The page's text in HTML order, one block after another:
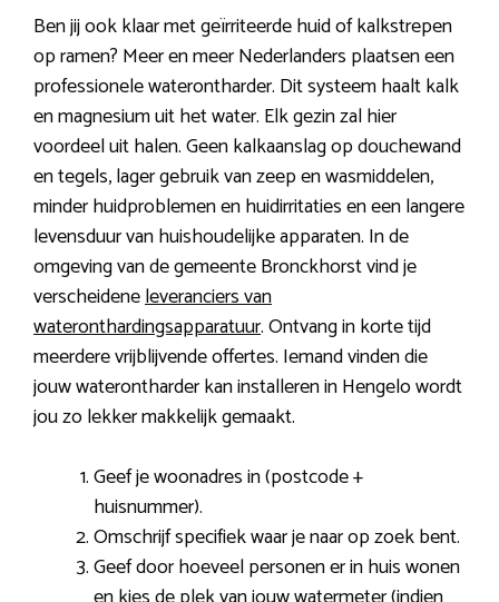
Ben jij ook klaar met geïrriteerde huid of kalkstrepen
op ramen? Meer en meer Nederlanders plaatsen een
professionele waterontharder. Dit systeem haalt kalk
en magnesium uit het water. Elk gezin zal hier
voordeel uit halen. Geen kalkaanslag op douchewand
en tegels, lager gebruik van zeep en wasmiddelen,
minder huidproblemen en huidirritaties en een langere
levensduur van huishoudelijke apparaten. In de
omgeving van de gemeente Bronckhorst vind je
verscheideneleveranciers van
wateronthardingsapparatuur. Ontvang in korte tijd
meerdere vrijblijvende offertes. Iemand vinden die
jouw waterontharder kan installeren in Hengelo wordt
jou zo lekker makkelijk gemaakt.
Geef je woonadres in (postcode +
huisnummer).
Omschrijf specifiek waar je naar op zoek bent.
Geef door hoeveel personen er in huis wonen